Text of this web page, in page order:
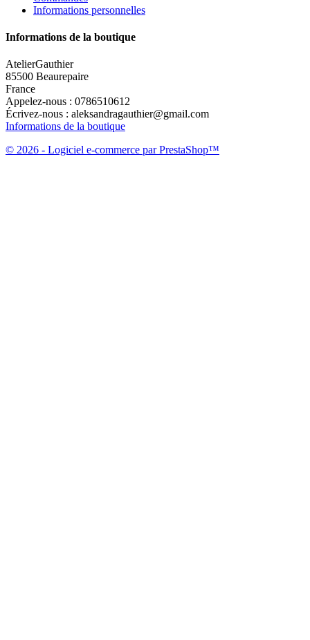
Informations personnelles
Informations de la boutique
AtelierGauthier
85500 Beaurepaire
France
Appelez-nous : 0786510612
Écrivez-nous : aleksandragauthier@gmail.com
Informations de la boutique
© 2026 - Logiciel e-commerce par PrestaShop™